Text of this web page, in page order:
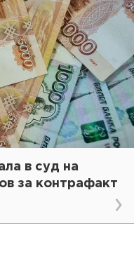
в суд на
за контрафакт